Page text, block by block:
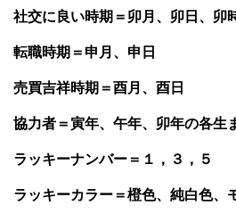
社交に良い時期＝卯月、卯日、卯
転職時期＝申月、申日
売買吉祥時期＝酉月、酉日
協力者＝寅年、午年、卯年の各生
ラッキーナンバー＝１，３，５
ラッキーカラー＝橙色、純白色、